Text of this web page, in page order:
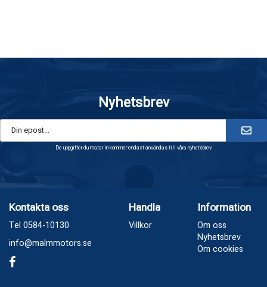
Nyhetsbrev
De uppgifter du matar in kommer endast användas till våra nyhetsbrev.
Kontakta oss
Tel 0584-10130
info@malmmotors.se
Handla
Villkor
Information
Om oss
Nyhetsbrev
Om cookies